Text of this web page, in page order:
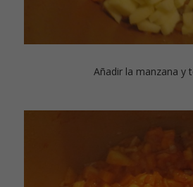
Añadir la manzana y